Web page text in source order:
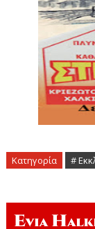
Κατηγορία #